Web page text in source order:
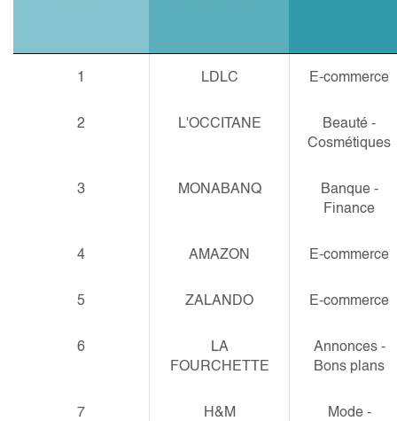
1 LDLC E-commerce
2 L'OCCITANE
Beauté -
Cosmétiques
3 MONABANQ
Banque -
Finance
4 AMAZON E-commerce
5 ZALANDO E-commerce
6
LA
FOURCHETTE
Annonces -
Bons plans
7 H&M
Mode -